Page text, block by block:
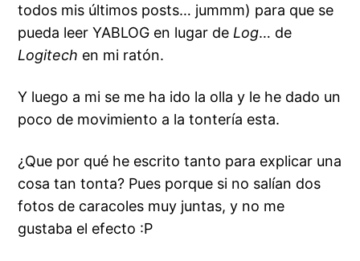
todos mis últimos posts… jummm) para que se
pueda leer YABLOG en lugar deLog… de
Logitech en mi ratón.
Y luego a mi se me ha ido la olla y le he dado un
poco de movimiento a la tontería esta.
¿Que por qué he escrito tanto para explicar una
cosa tan tonta? Pues porque si no salían dos
fotos de caracoles muy juntas, y no me
gustaba el efecto :P